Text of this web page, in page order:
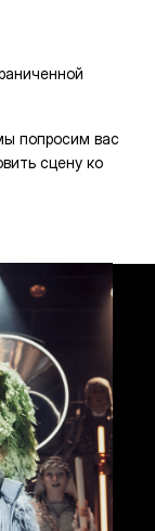
попросим вас
сцену ко